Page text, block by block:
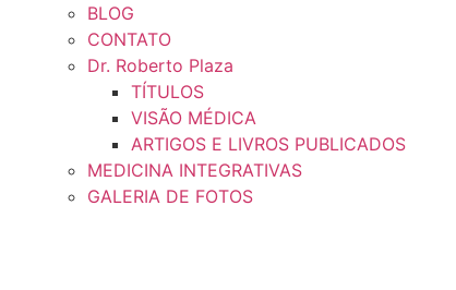
BLOG
CONTATO
Dr. Roberto Plaza
TÍTULOS
VISÃO MÉDICA
ARTIGOS E LIVROS PUBLICADOS
MEDICINA INTEGRATIVAS
GALERIA DE FOTOS